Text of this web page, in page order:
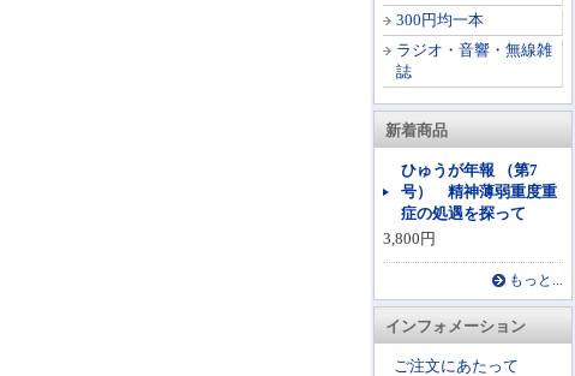
300円均一本
ラジオ・音響・無線雑
誌
新着商品
ひゅうが年報 （第7
号） 精神薄弱重度重
症の処遇を探って
3,800円
もっと...
インフォメーション
ご注文にあたって